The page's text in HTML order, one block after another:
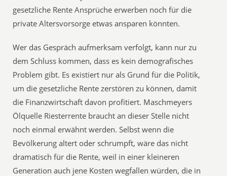
gesetzliche Rente Ansprüche erwerben noch für die
private Altersvorsorge etwas ansparen könnten.
Wer das Gespräch aufmerksam verfolgt, kann nur zu
dem Schluss kommen, dass es kein demografisches
Problem gibt. Es existiert nur als Grund für die Politik,
um die gesetzliche Rente zerstören zu können, damit
die Finanzwirtschaft davon profitiert. Maschmeyers
Ölquelle Riesterrente braucht an dieser Stelle nicht
noch einmal erwähnt werden. Selbst wenn die
Bevölkerung altert oder schrumpft, wäre das nicht
dramatisch für die Rente, weil in einer kleineren
Generation auch jene Kosten wegfallen würden, die in